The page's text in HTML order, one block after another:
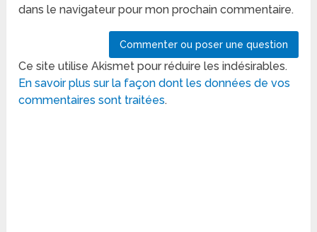
dans le navigateur pour mon prochain commentaire.
Ce site utilise Akismet pour réduire les indésirables.
En savoir plus sur la façon dont les données de vos
commentaires sont traitées.